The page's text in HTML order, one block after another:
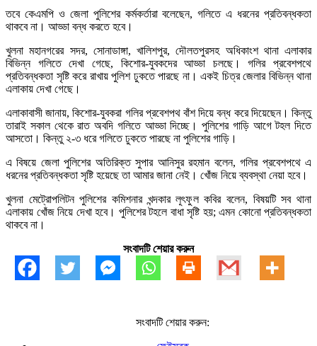
তবে কেএমপি ও জেলা পুলিশের কর্মকর্তারা বলেছেন, গলিতে এ ধরনের প্রতিবন্ধকতা
থাকবে না। আড্ডা বন্ধ করতে হবে।
খুলনা মহানগরের সদর, সোনাডাঙ্গা, খালিশপুর, দৌলতপুরসহ অধিকাংশ থানা এলাকার
বিভিন্ন গলিতে দেখা গেছে, কিশোর-যুবকদের আড্ডা চলছে। গলির প্রবেশপথে
প্রতিবন্ধকতা সৃষ্টি করে রাখায় পুলিশ ঢুকতে পারছে না। একই চিত্র জেলার বিভিন্ন থানা
এলাকায় দেখা গেছে।
এলাকাবাসী জানায়, কিশোর-যুবকরা গলির প্রবেশপথ বাঁশ দিয়ে বন্ধ করে দিয়েছেন। কিন্তু
তারাই সকাল থেকে রাত অবদি গলিতে আড্ডা দিচ্ছে। পুলিশের গাড়ি আগে টহল দিতে
আসতো। কিন্তু ২-৩ ধরে গলিতে ঢুকতে পারছে না পুলিশের গাড়ি।
এ বিষয়ে জেলা পুলিশের অতিরিক্ত সুপার আনিসুর রহমান বলেন, গলির প্রবেশপথে এ
ধরনের প্রতিবন্ধকতা সৃষ্টি হয়েছে তা আমার জানা নেই। খোঁজ নিয়ে ব্যবস্থা নেয়া হবে।
খুলনা মেট্রোপলিটন পুলিশের কমিশনার খন্দকার লুৎফুল কবির বলেন, বিষয়টি সব থানা
এলাকায় খোঁজ নিয়ে দেখা হবে। পুলিশের টহলে বাধা সৃষ্টি হয়; এমন কোনো প্রতিবন্ধকতা
থাকবে না।
সংবাদটি শেয়ার করুন
সংবাদটি শেয়ার করুন: